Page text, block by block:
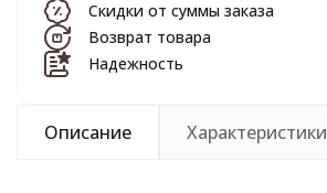
Скидки от суммы заказа
Возврат товара
Надежность
Описание Характеристики